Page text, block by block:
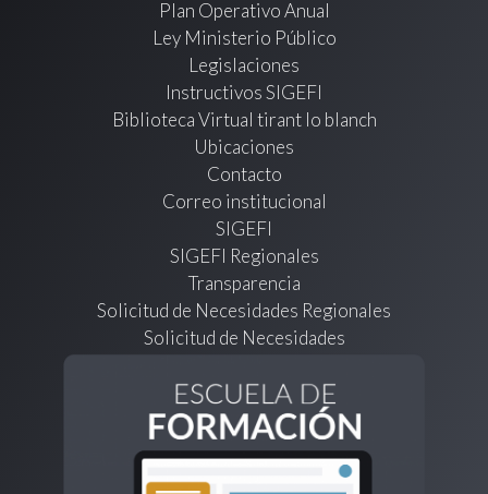
Plan Operativo Anual
Ley Ministerio Público
Legislaciones
Instructivos SIGEFI
Biblioteca Virtual tirant lo blanch
Ubicaciones
Contacto
Correo institucional
SIGEFI
SIGEFI Regionales
Transparencia
Solicitud de Necesidades Regionales
Solicitud de Necesidades